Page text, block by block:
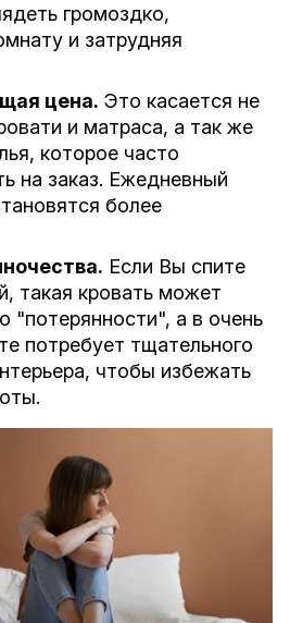
громоздко,
и затрудняя
цена. Это касается не
и матраса, а так же
которое часто
на заказ. Ежедневный
более
Если Вы спите
такая кровать может
"потерянности", а в очень
потребует тщательного
чтобы избежать